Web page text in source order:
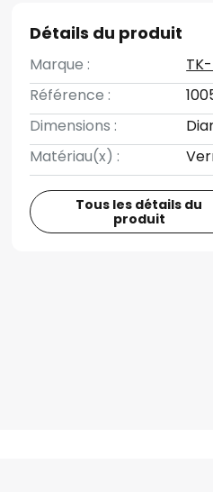
Détails du produit
Marque :
Référence :
Dimensions :
Matériau(x) :
Tous les détails du
produit